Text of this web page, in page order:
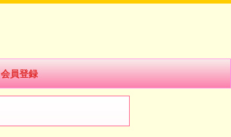
会員登録